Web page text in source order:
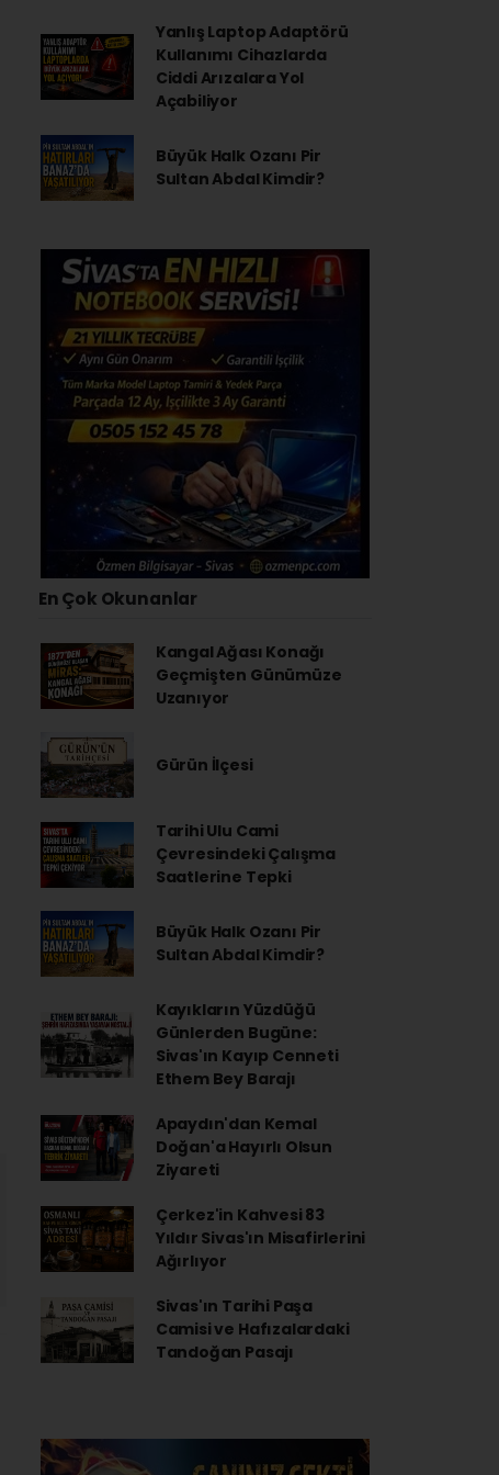
Yanlış Laptop Adaptörü
Kullanımı Cihazlarda
Ciddi Arızalara Yol
Açabiliyor
Büyük Halk Ozanı Pir
Sultan Abdal Kimdir?
En Çok Okunanlar
Kangal Ağası Konağı
Geçmişten Günümüze
Uzanıyor
Gürün İlçesi
Tarihi Ulu Cami
Çevresindeki Çalışma
Saatlerine Tepki
Büyük Halk Ozanı Pir
Sultan Abdal Kimdir?
Kayıkların Yüzdüğü
Günlerden Bugüne:
Sivas'ın Kayıp Cenneti
Ethem Bey Barajı
Apaydın'dan Kemal
Doğan'a Hayırlı Olsun
Ziyareti
Çerkez'in Kahvesi 83
Yıldır Sivas'ın Misafirlerini
Ağırlıyor
Sivas'ın Tarihi Paşa
Camisi ve Hafızalardaki
Tandoğan Pasajı